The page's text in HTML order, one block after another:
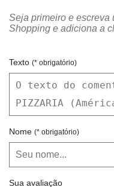
Seja primeiro e escreva
Shopping e adiciona a
Texto (* obrigatório)
Nome (* obrigatório)
Sua avaliação